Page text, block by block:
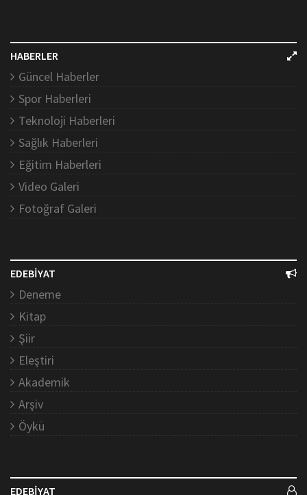
HABERLER
Güncel Haberler
Spor Haberleri
Teknoloji Haberleri
Sağlık Haberleri
Eğitim Haberleri
Video Galeri
Fotoğraf Galeri
EDEBİYAT
Deneme
Kitap
Şiir
Eleştiri
Akademik
Arşiv
Öykü
EDEBİYAT